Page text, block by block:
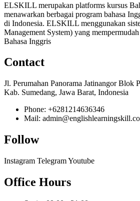
ELSKILL merupakan platforms kursus
menawarkan berbagai program bahasa
di Indonesia. ELSKILL menggunakan
Management System) yang
Bahasa Inggris
Contact
Jl. Perumahan Panorama Jatinangor Blok
Kab. Sumedang, Jawa Barat, Indonesia
Phone: +6281214636346
Mail:
Follow
Instagram TelegramYoutube
Office Hours